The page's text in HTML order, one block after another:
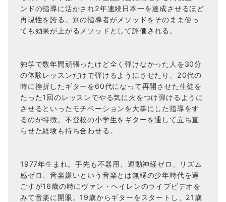
ンドの指導に活かされ2年連続日本一を達成させるほど
再現性を誇る。別の指導者がメソッドをそのまま使っ
ても効果が上がるメソッドとして評価される。
独学で数年間頑張ったけど全く弾けなかった人を30分
の体験レッスンだけで弾けるようにさせたり、20代の
時に挫折したギターを60代になって再開させた生徒を
たった1回のレッスンでやる気に火をつけ弾けるように
させるといったモチベーションを大事にした指導をす
るのが特徴。不登校の小学生をギターを通して立ち直
らせた経験も持ち合わせる。
1977年生まれ。手先も不器用、運動神経ゼロ、リズム
感ゼロ、音楽嫌いという音楽とは無縁の少年時代を過
ごすが16歳の時にヴァン・ヘイレンのライブビデオを
みて音楽に開眼。19歳からギターをスタートし、21歳